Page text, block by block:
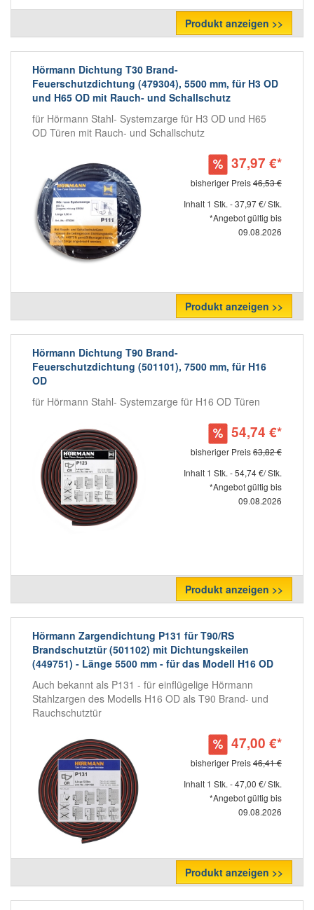
Produkt anzeigen >>
Hörmann Dichtung T30 Brand-
Feuerschutzdichtung (479304), 5500 mm, für H3 OD
und H65 OD mit Rauch- und Schallschutz
für Hörmann Stahl- Systemzarge für H3 OD und H65
OD Türen mit Rauch- und Schallschutz
37,97 €*
bisheriger Preis46,53 €
Inhalt 1 Stk. - 37,97 €/ Stk.
*Angebot gültig bis
09.08.2026
Produkt anzeigen >>
Hörmann Dichtung T90 Brand-
Feuerschutzdichtung (501101), 7500 mm, für H16
OD
für Hörmann Stahl- Systemzarge für H16 OD Türen
54,74 €*
bisheriger Preis63,82 €
Inhalt 1 Stk. - 54,74 €/ Stk.
*Angebot gültig bis
09.08.2026
Produkt anzeigen >>
Hörmann Zargendichtung P131 für T90/RS
Brandschutztür (501102) mit Dichtungskeilen
(449751) - Länge 5500 mm - für das Modell H16 OD
Auch bekannt als P131 - für einflügelige Hörmann
Stahlzargen des Modells H16 OD als T90 Brand- und
Rauchschutztür
47,00 €*
bisheriger Preis46,41 €
Inhalt 1 Stk. - 47,00 €/ Stk.
*Angebot gültig bis
09.08.2026
Produkt anzeigen >>